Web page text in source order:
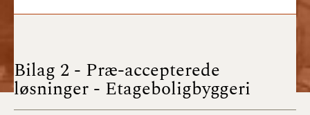
2024)
BR18 (17/9 - 31/12
2022)
Bilag 2 - Præ-accepterede
løsninger - Etageboligbyggeri